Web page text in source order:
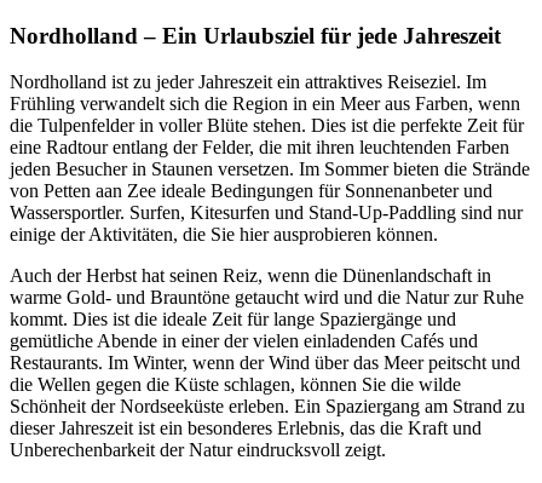
Nordholland – Ein Urlaubsziel für jede Jahreszeit
Nordholland ist zu jeder Jahreszeit ein attraktives Reiseziel. Im
Frühling verwandelt sich die Region in ein Meer aus Farben, wenn
die Tulpenfelder in voller Blüte stehen. Dies ist die perfekte Zeit für
eine Radtour entlang der Felder, die mit ihren leuchtenden Farben
jeden Besucher in Staunen versetzen. Im Sommer bieten die Strände
von Petten aan Zee ideale Bedingungen für Sonnenanbeter und
Wassersportler. Surfen, Kitesurfen und Stand-Up-Paddling sind nur
einige der Aktivitäten, die Sie hier ausprobieren können.
Auch der Herbst hat seinen Reiz, wenn die Dünenlandschaft in
warme Gold- und Brauntöne getaucht wird und die Natur zur Ruhe
kommt. Dies ist die ideale Zeit für lange Spaziergänge und
gemütliche Abende in einer der vielen einladenden Cafés und
Restaurants. Im Winter, wenn der Wind über das Meer peitscht und
die Wellen gegen die Küste schlagen, können Sie die wilde
Schönheit der Nordseeküste erleben. Ein Spaziergang am Strand zu
dieser Jahreszeit ist ein besonderes Erlebnis, das die Kraft und
Unberechenbarkeit der Natur eindrucksvoll zeigt.